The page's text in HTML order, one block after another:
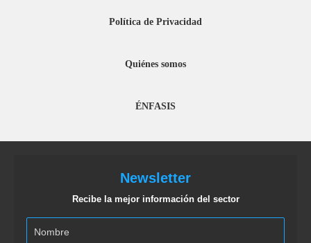
Política de Privacidad
Quiénes somos
ÉNFASIS
Newsletter
Recibe la mejor información del sector